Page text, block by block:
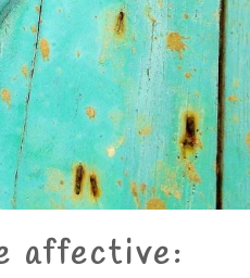
affective: